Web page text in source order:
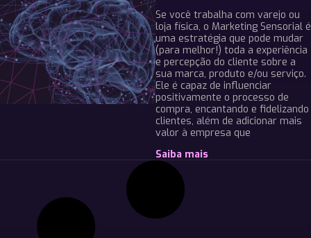
Se você trabalha com varejo ou
loja física, o Marketing Sensorial é
uma estratégia que pode mudar
(para melhor!) toda a experiência
e percepção do cliente sobre a
sua marca, produto e/ou serviço.
Ele é capaz de influenciar
positivamente o processo de
compra, encantando e fidelizando
clientes, além de adicionar mais
valor à empresa que
Saiba mais